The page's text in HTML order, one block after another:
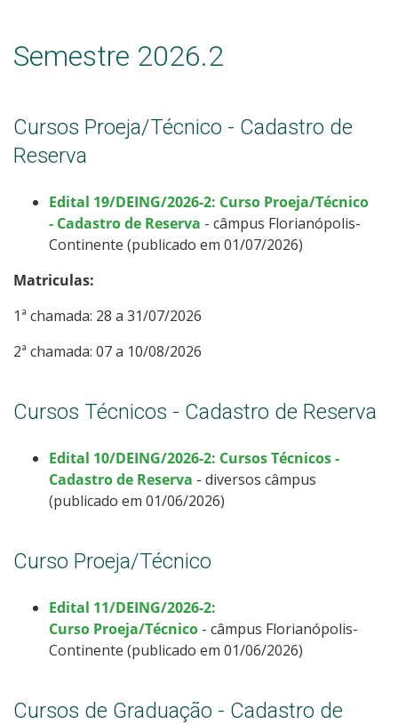
Transferências e Retornos
Estatísticas dos Processos Seletivos
Semestre 2026.2
Cursos Proeja/Técnico - Cadastro de
Reserva
Edital 19/DEING/2026-2: Curso Proeja/Técnico
- Cadastro de Reserva - câmpus Florianópolis-
Continente (publicado em 01/07/2026)
Matriculas:
1ª chamada: 28 a 31/07/2026
2ª chamada: 07 a 10/08/2026
Cursos Técnicos - Cadastro de Reserva
Edital 10/DEING/2026-2: Cursos Técnicos -
Cadastro de Reserva - diversos câmpus
(publicado em 01/06/2026)
Curso Proeja/Técnico
Edital 11/DEING/2026-2:
Curso Proeja/Técnico - câmpus Florianópolis-
Continente (publicado em 01/06/2026)
Cursos de Graduação - Cadastro de